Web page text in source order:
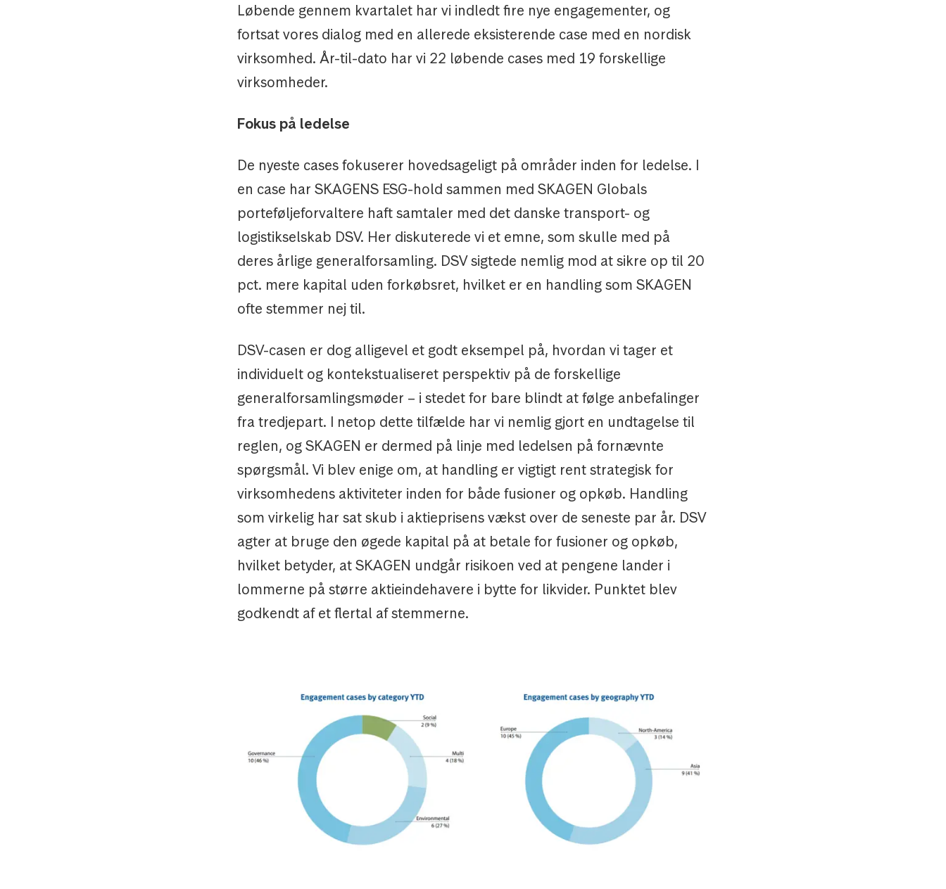
Løbende gennem kvartalet har vi indledt fire nye engagementer, og
fortsat vores dialog med en allerede eksisterende case med en nordisk
virksomhed. År-til-dato har vi 22 løbende cases med 19 forskellige
virksomheder.
Fokus på ledelse
De nyeste cases fokuserer hovedsageligt på områder inden for ledelse. I
en case har SKAGENS ESG-hold sammen med SKAGEN Globals
porteføljeforvaltere haft samtaler med det danske transport- og
logistikselskab DSV. Her diskuterede vi et emne, som skulle med på
deres årlige generalforsamling. DSV sigtede nemlig mod at sikre op til 20
pct. mere kapital uden forkøbsret, hvilket er en handling som SKAGEN
ofte stemmer nej til.
DSV-casen er dog alligevel et godt eksempel på, hvordan vi tager et
individuelt og kontekstualiseret perspektiv på de forskellige
generalforsamlingsmøder – i stedet for bare blindt at følge anbefalinger
fra tredjepart. I netop dette tilfælde har vi nemlig gjort en undtagelse til
reglen, og SKAGEN er dermed på linje med ledelsen på fornævnte
spørgsmål. Vi blev enige om, at handling er vigtigt rent strategisk for
virksomhedens aktiviteter inden for både fusioner og opkøb. Handling
som virkelig har sat skub i aktieprisens vækst over de seneste par år. DSV
agter at bruge den øgede kapital på at betale for fusioner og opkøb,
hvilket betyder, at SKAGEN undgår risikoen ved at pengene lander i
lommerne på større aktieindehavere i bytte for likvider. Punktet blev
godkendt af et flertal af stemmerne.